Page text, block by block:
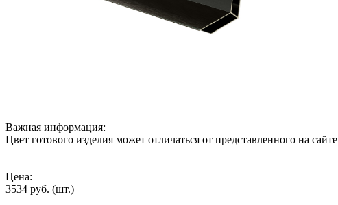
Важная информация:
Цвет готового изделия может отличаться от представленного на сайте
Цена:
3534 руб. (шт.)